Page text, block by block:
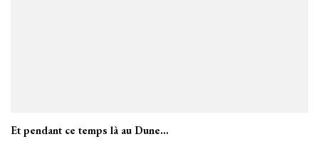
Et pendant ce temps là au Dune…